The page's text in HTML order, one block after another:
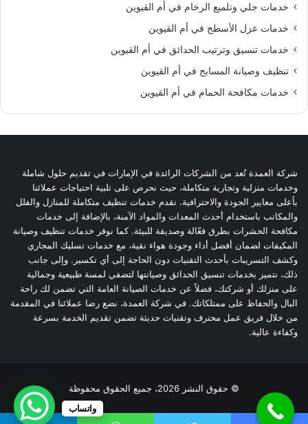
خدمات جلي وتلميع الرخام في أم القيوين
خدمات عزل الأسطح في أم القيوين
خدمات تنسيق وترتيب الحدائق في أم القيوين
تنظيف وصيانة المسابح في أم القيوين
خدمات مكافحة الحمام في أم القيوين
شركة العمدة تُعد من الشركات الرائدة في الإمارات في تقديم حلول شاملة
وخدمات منزلية وتجارية متكاملة، حيث نحرص على تلبية احتياجات عملائنا
بأعلى معايير الجودة والاحترافية. نقدم خدمات تنظيف متكاملة للمنازل والفلل
والمكاتب باستخدام أحدث المعدات والمواد الآمنة، بالإضافة إلى خدمات
مكافحة الحشرات بطرق فعّالة وصديقة للبيئة. كما نوفر خدمات تنظيف وصيانة
المكيفات لضمان أفضل أداء وجودة هواء نقية، مع خدمات تسليك المجاري
وكشف التسريبات بأحدث التقنيات دون الحاجة إلى أي تكسير. وإلى جانب
ذلك، نتميز بخدمات تنسيق الحدائق وصيانتها لتضفي لمسة طبيعية وجمالية
على منزلك أو شركتك، فضلاً عن خدمات الصيانة العامة التي تضمن لك راحة
البال والحفاظ على ممتلكاتك. في شركة العمدة، نضع رضا عملائنا في المقدمة
من خلال فريق عمل محترف وتقنيات حديثة تضمن تقديم الخدمة بسرعة
وكفاءة عالية.
© حقوق النشر 2026، جميع الحقوق محفوظة
واتساب